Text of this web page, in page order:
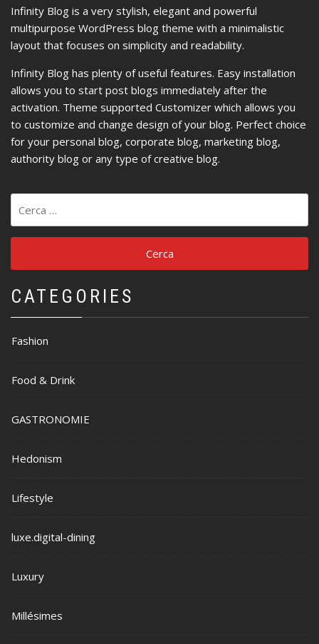
Infinity Blog is a very stylish, elegant and powerful
multipurpose WordPress blog theme with a minimalistic
layout that focuses on simplicity and readability.
Infinity Blog has plenty of useful features. Easy installation
allows you to start post blogs immediately after the
activation. Theme supported Customizer which allows you
to customize and change design of your blog. Perfect choice
for your personal blog, corporate blog, marketing blog,
authority blog or any type of creative blog.
per:
CATEGORIES
Fashion
Food & Drink
GASTRONOMIE
Hedonism
Lifestyle
luxe.digital-dining
Luxury
Millésimes